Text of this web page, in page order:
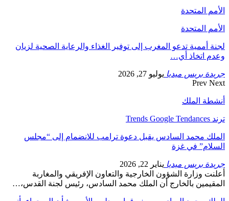
الأمم المتحدة
الأمم المتحدة
لجنة أممية تدعو المغرب إلى توفير الغذاء والرعاية الصحية لزيان
وعدم اتخاذ أي…
جريدة بريس ميديا يوليو 27, 2026
Prev Next
أنشطة الملك
ترند Trends Google Tendances
الملك محمد السادس يقبل دعوة ترامب للانضمام إلى “مجلس
السلام” في غزة
جريدة بريس ميديا يناير 22, 2026
أعلنت وزارة الشؤون الخارجية والتعاون الإفريقي والمغاربة
المقيمين بالخارج أن الملك محمد السادس، رئيس لجنة القدس،…